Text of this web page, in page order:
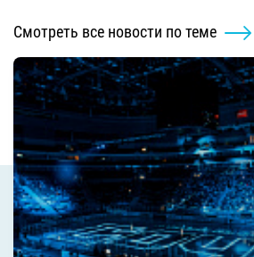
Смотреть все новости по теме